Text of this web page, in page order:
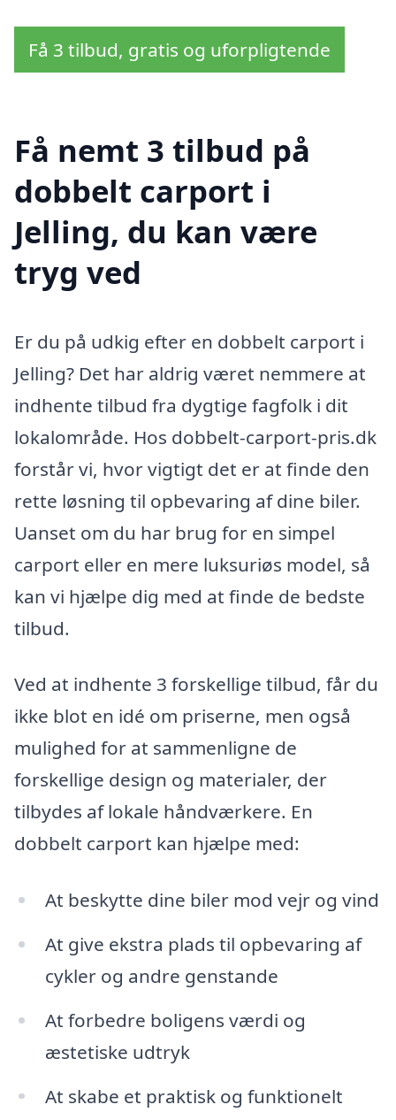
Få 3 tilbud, gratis og uforpligtende
Få nemt 3 tilbud på
dobbelt carport i
Jelling, du kan være
tryg ved
Er du på udkig efter en dobbelt carport i
Jelling? Det har aldrig været nemmere at
indhente tilbud fra dygtige fagfolk i dit
lokalområde. Hos dobbelt-carport-pris.dk
forstår vi, hvor vigtigt det er at finde den
rette løsning til opbevaring af dine biler.
Uanset om du har brug for en simpel
carport eller en mere luksuriøs model, så
kan vi hjælpe dig med at finde de bedste
tilbud.
Ved at indhente 3 forskellige tilbud, får du
ikke blot en idé om priserne, men også
mulighed for at sammenligne de
forskellige design og materialer, der
tilbydes af lokale håndværkere. En
dobbelt carport kan hjælpe med:
At beskytte dine biler mod vejr og vind
At give ekstra plads til opbevaring af
cykler og andre genstande
At forbedre boligens værdi og
æstetiske udtryk
At skabe et praktisk og funktionelt